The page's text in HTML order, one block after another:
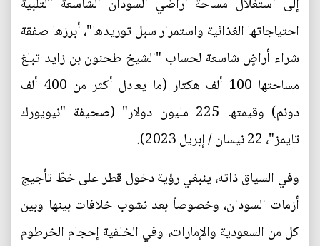
احتياجاتها الغذائية واستمرار سبل توريدها"، أبرزها صفقة
شراء أراضٍ شاسعة لحساب "الشيخ طحنون بن زايد تبلغ
مساحتها 100 ألف هكتار (ما يعادل أكثر من 400 ألف
دونم) وقيمتها 225 مليون دولار" (صحيفة "نيويورك
تايمز"، 22 نيسان / إبريل 2023).
وفي السياق ذاته، ينبغي رؤية دخول قطر على خطّ تأجيج
أزمات السودان، وخصوصاً بعد نشوب خلافات بينها وبين
كل من السعودية والإمارات، وفي الخلفية إحجام الخرطوم